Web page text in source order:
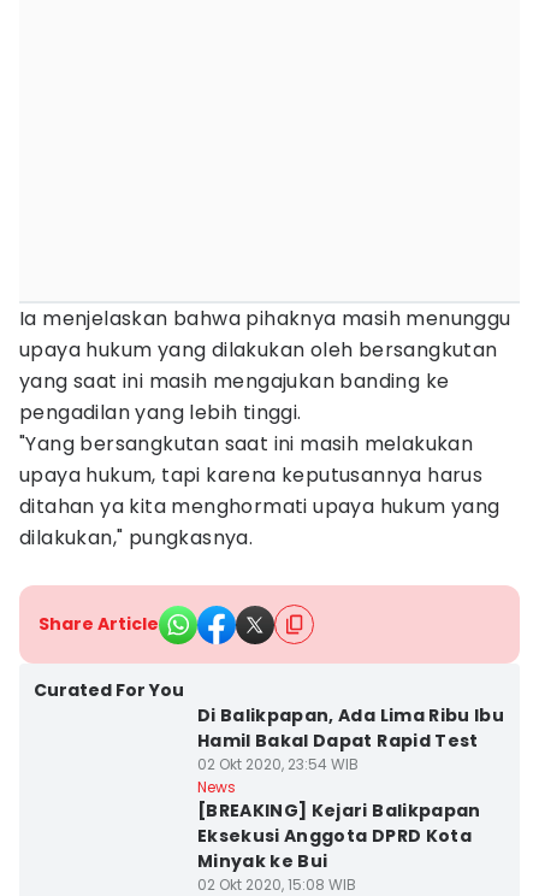
Ia menjelaskan bahwa pihaknya masih menunggu
upaya hukum yang dilakukan oleh bersangkutan
yang saat ini masih mengajukan banding ke
pengadilan yang lebih tinggi.
"Yang bersangkutan saat ini masih melakukan
upaya hukum, tapi karena keputusannya harus
ditahan ya kita menghormati upaya hukum yang
dilakukan," pungkasnya.
Share Article
Curated For You
Di Balikpapan, Ada Lima Ribu Ibu
Hamil Bakal Dapat Rapid Test
02 Okt 2020, 23:54 WIB
News
[BREAKING] Kejari Balikpapan
Eksekusi Anggota DPRD Kota
Minyak ke Bui
02 Okt 2020, 15:08 WIB